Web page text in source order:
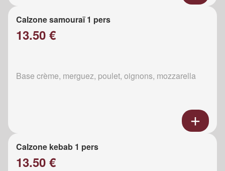
Calzone samouraï 1 pers
13.50 €
Base crème, merguez, poulet, oignons, mozzarella
Calzone kebab 1 pers
13.50 €